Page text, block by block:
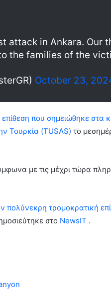
attack in Ankara. Our
the families of the
October 23,
που σημειώθηκε στα
Τουρκία (TUSAS) το
με τις μέχρι τώρα
πολύνεκρη τρομοκρατική
στο NewsIT .